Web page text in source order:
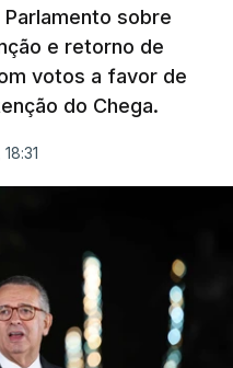
sobre
e retorno de
votos a favor de
do Chega.